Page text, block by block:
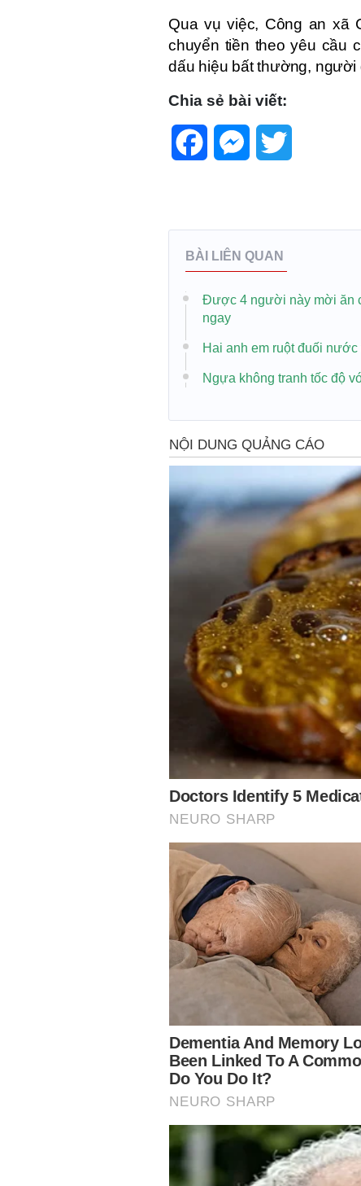
Qua vụ việc, Công an xã
chuyển tiền theo yêu cầu
dấu hiệu bất thường,
Chia sẻ bài viết:
FacebookMessenger
BÀI LIÊN QUAN
Được 4 người này mời ăn
ngay
Hai anh em ruột đuối
Ngựa không tranh tốc độ